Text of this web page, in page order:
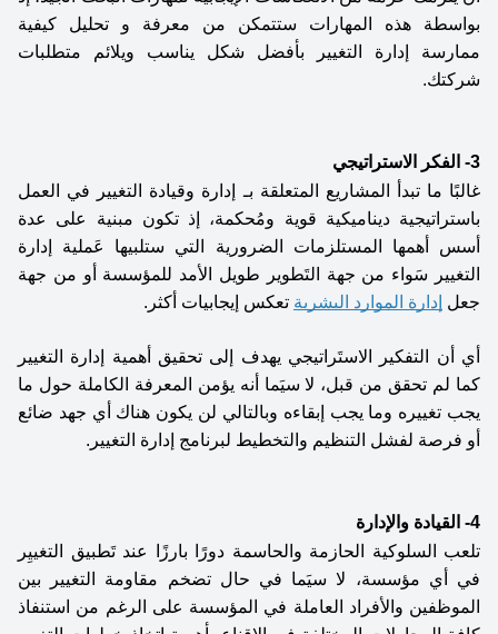
شركتك.
3- الفكر الاستراتيجي
جعل إدارة الموارد البشرية تعكس إيجابيات أكثر.
أو فرصة لفشل التنظيم والتخطيط لبرنامج إدارة التغيير.
4-
القيادة والإدارة